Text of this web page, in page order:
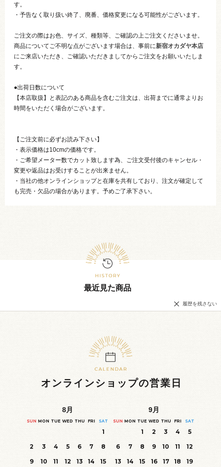
す。
・予告なく取り扱い終了、廃番、価格変更になる可能性がございます。
ご注文の際はお色、サイズ、種類等、ご確認の上ご注文くださいませ。
商品についてご不明な点がございます場合は、事前に新宿オカダヤ本店
にご来店いただき、ご確認いただきましてからご注文をお願いいたしま
す。
●出荷日数について
【本店取扱】と表記のある商品を含むご注文は、出荷までに通常よりお
時間をいただく場合がございます。
【ご注文前に必ずお読み下さい】
・表示価格は10cmの価格です。
・ご希望メーター数でカット致します為、ご注文受付後のキャンセル・
変更や返品はお受けすることが出来ません。
・当社の他オンラインショップと在庫を共有しており、注文が確定して
も完売・欠品の場合があります。予めご了承下さい。
最近見た商品
履歴を残さない
オンラインショップの営業日
8月
SUN MON TUE WED THU FRI SAT
1
2
3 4 5 6 7
8
9
10 11 12 13 14
15
9月
SUN MON TUE WED THU FRI SAT
1 2 3 4
5
6
7 8 9 10 11
12
13
14 15 16 17 18
19